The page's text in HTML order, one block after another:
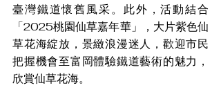
臺灣鐵道懷舊風采。此外，活動結合
「2025桃園仙草嘉年華」，大片紫色仙
草花海綻放，景緻浪漫迷人，歡迎市民
把握機會至富岡體驗鐵道藝術的魅力，
欣賞仙草花海。